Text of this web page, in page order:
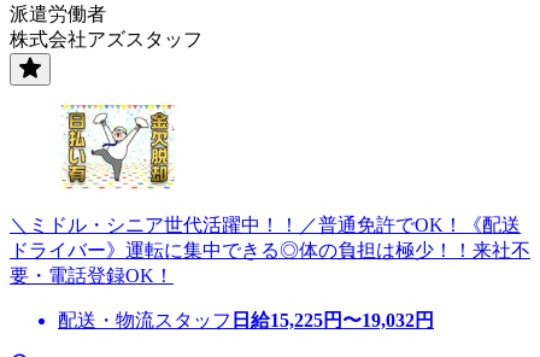
派遣労働者
株式会社アズスタッフ
＼ミドル・シニア世代活躍中！！／普通免許でOK！《配送
ドライバー》運転に集中できる◎体の負担は極少！！来社不
要・電話登録OK！
配送・物流スタッフ 日給15,225円〜19,032円